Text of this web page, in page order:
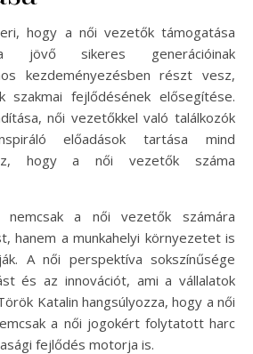
hogy a női vezetők támogatása
a jövő sikeres generációinak
kezdeményezésben részt vesz,
szakmai fejlődésének elősegítése.
női vezetőkkel való találkozók
előadások tartása mind
hogy a női vezetők száma
nemcsak a női vezetők számára
hanem a munkahelyi környezetet is
A női perspektíva sokszínűsége
és az innovációt, ami a vállalatok
Katalin hangsúlyozza, hogy a női
a női jogokért folytatott harc
fejlődés motorja is.